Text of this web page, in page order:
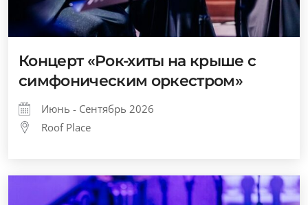
Концерт «Рок-хиты на крыше с
симфоническим оркестром»
Июнь - Сентябрь 2026
Roof Place